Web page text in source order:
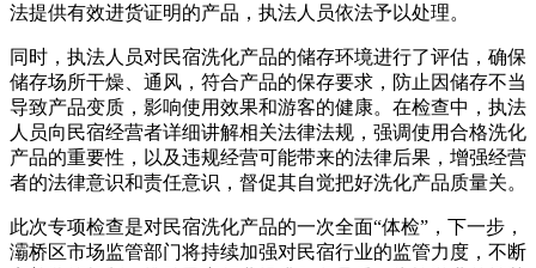
法提供有效进货证明的产品，执法人员依法予以处理。
同时，执法人员对民宿洗化产品的储存环境进行了评估，确保
储存场所干燥、通风，符合产品的保存要求，防止因储存不当
导致产品变质，影响使用效果和游客的健康。在检查中，执法
人员向民宿经营者详细讲解相关法律法规，强调使用合格洗化
产品的重要性，以及违规经营可能带来的法律后果，增强经营
者的法律意识和责任意识，督促其自觉把好洗化产品质量关。
此次专项检查是对民宿洗化产品的一次全面“体检”，下一步，
灞桥区市场监管部门将持续加强对民宿行业的监管力度，不断